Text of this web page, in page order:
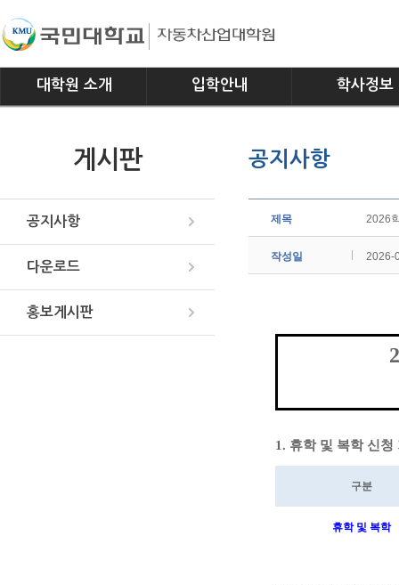
대학원 소개 입학안내 학사정보
교과과정
게시판
공지사항
다운로드
홍보게시판
공지사항
제목 2026
작성일 2026-
1. 휴학 및 복학 신청
구분
휴학 및 복학